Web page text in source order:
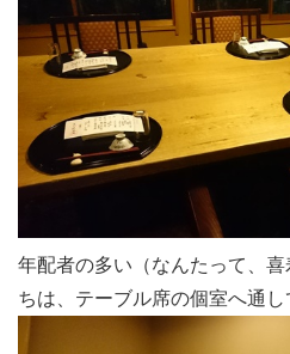
年配者の多い（なんたって、
ちは、テーブル席の個室へ通し